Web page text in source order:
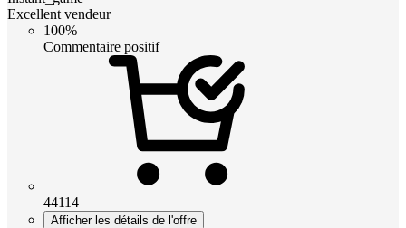
Excellent vendeur
100%
Commentaire positif
44114
Afficher les détails de l'offre